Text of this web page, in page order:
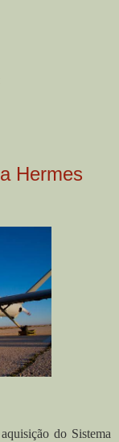
Hermes
do Sistema